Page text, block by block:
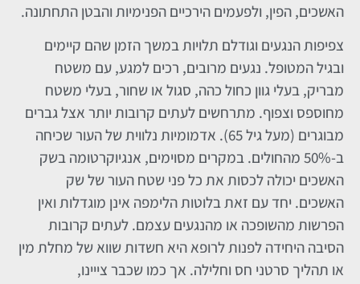
האשכים, הפין, ולפעמים הירכיים הפנימיות והבטן התחתונה.
צפיפות הנגעים וגודלם תלויות במשך הזמן שהם קיימים
ובגיל המטופל. נגעים מרובים, רכים למגע, עם משטח
מבריק, בעלי גוון כחול כהה, סגול או שחור, בעלי משטח
מחוספס וצפוף. מתרחשים לעתים קרובות יותר אצל גברים
מבוגרים (מעל גיל 65). אדמומיות נלווית של העור שכיחה
ב-50% מהחולים. במקרים מסוימים, אנגיוקרטומה בשק
האשכים יכולה לכסות את כל פני שטח העור של שק
האשכים. יחד עם זאת בלוטות הלימפה אינן מוגדלות ואין
הפרשות מהשופכה או מהנגעים עצמם. לעתים קרובות
הסיבה היחידה לפנות לרופא היא חשדות שווא של מחלת מין
או תהליך סרטני חס וחלילה. אך כמו שכבר צייינו,